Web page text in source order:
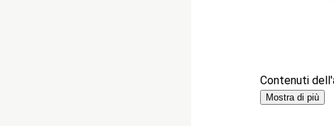
Contenuti
Mostra di più